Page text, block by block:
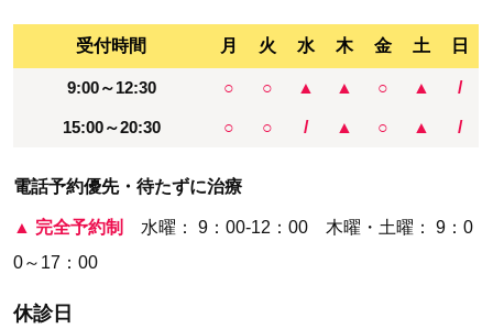
受付時間 月 火 水 木 金 土 日
9:00～12:30 ○ ○ ▲ ▲ ○ ▲ /
15:00～20:30 ○ ○ / ▲ ○ ▲ /
電話予約優先・待たずに治療
▲ 完全予約制 水曜： 9：00-12：00 木曜・土曜： 9：0
0～17：00
休診日